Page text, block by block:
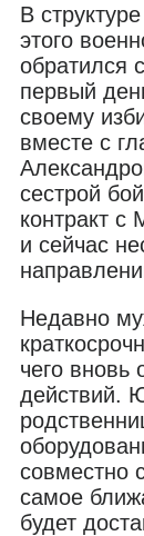
В
этого
обратился
первый
своему
вместе с
сестрой
контракт с
и сейчас
Недавно
чего вновь
действий.
совместно
самое
будет